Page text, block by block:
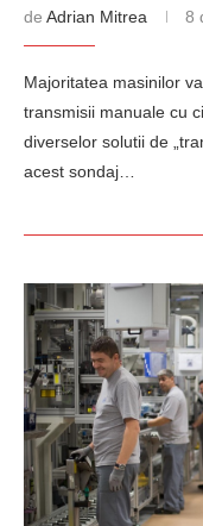
de Adrian Mitrea 8
Majoritatea masinilor
transmisii manuale cu
diverselor solutii de
acest sondaj…